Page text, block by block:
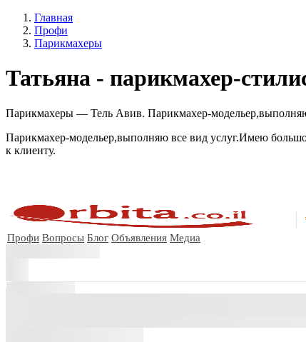
Главная
Профи
Парикмахеры
Татьяна - парикмахер-
Парикмахеры — Тель Авив. Парикмахер-
Парикмахер-модельер,выполняю все вид услуг.Имею
к клиенту.
Профи Вопросы Блог Объявления Медиа